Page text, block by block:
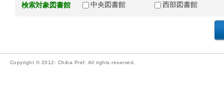
検索対象図書館 中央図書館 西部図書館
Copyright © 2012- Chiba Pref. All rights reserved.